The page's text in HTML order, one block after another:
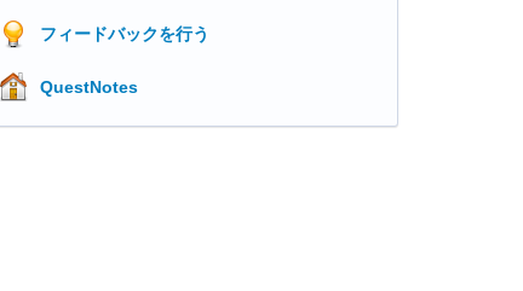
フィードバックを行う
QuestNotes